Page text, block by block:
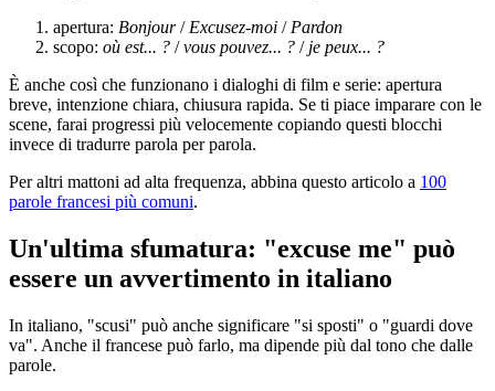
apertura: Bonjour/ Excusez-moi / Pardon
scopo: où est... ? /vous pouvez... ? / je peux... ?
È anche così che funzionano i dialoghi di film e serie: apertura
breve, intenzione chiara, chiusura rapida. Se ti piace imparare con le
scene, farai progressi più velocemente copiando questi blocchi
invece di tradurre parola per parola.
Per altri mattoni ad alta frequenza, abbina questo articolo a 100
parole francesi più comuni.
Un'ultima sfumatura: "excuse me" può
essere un avvertimento in italiano
In italiano, "scusi" può anche significare "si sposti" o "guardi dove
va". Anche il francese può farlo, ma dipende più dal tono che dalle
parole.